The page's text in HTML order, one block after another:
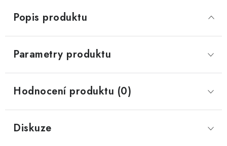
Popis produktu
Parametry produktu
Hodnocení produktu (0)
Diskuze